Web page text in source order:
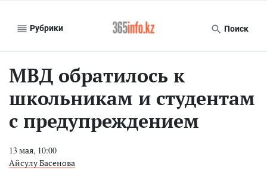
Рубрики Поиск
МВД обратилось к
школьникам и студентам
с предупреждением
13 мая, 10:00
Айсулу Басенова